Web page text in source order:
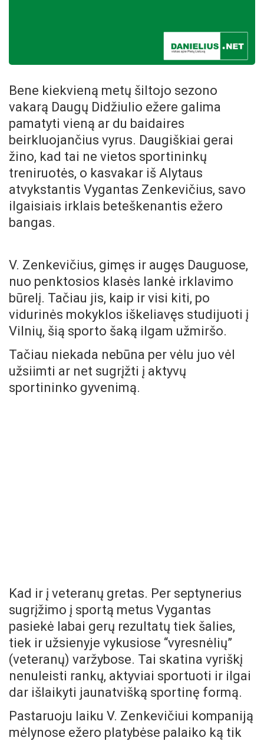
Bene kiekvieną metų šiltojo sezono
vakarą Daugų Didžiulio ežere galima
pamatyti vieną ar du baidaires
beirkluojančius vyrus. Daugiškiai gerai
žino, kad tai ne vietos sportininkų
treniruotės, o kasvakar iš Alytaus
atvykstantis Vygantas Zenkevičius, savo
ilgaisiais irklais beteškenantis ežero
bangas.
V. Zenkevičius, gimęs ir augęs Dauguose,
nuo penktosios klasės lankė irklavimo
būrelį. Tačiau jis, kaip ir visi kiti, po
vidurinės mokyklos iškeliavęs studijuoti į
Vilnių, šią sporto šaką ilgam užmiršo.
Tačiau niekada nebūna per vėlu juo vėl
užsiimti ar net sugrįžti į aktyvų
sportininko gyvenimą.
Kad ir į veteranų gretas. Per septynerius
sugrįžimo į sportą metus Vygantas
pasiekė labai gerų rezultatų tiek šalies,
tiek ir užsienyje vykusiose “vyresnėlių”
(veteranų) varžybose. Tai skatina vyriškį
nenuleisti rankų, aktyviai sportuoti ir ilgai
dar išlaikyti jaunatvišką sportinę formą.
Pastaruoju laiku V. Zenkevičiui kompaniją
mėlynose ežero platybėse palaiko ką tik